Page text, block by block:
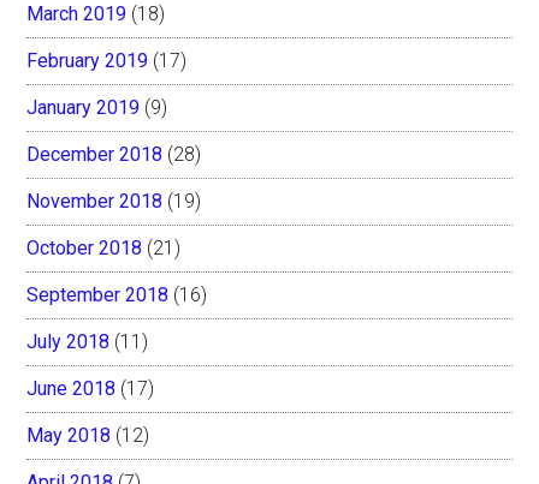
March 2019 (18)
February 2019 (17)
January 2019 (9)
December 2018 (28)
November 2018 (19)
October 2018 (21)
September 2018 (16)
July 2018 (11)
June 2018 (17)
May 2018 (12)